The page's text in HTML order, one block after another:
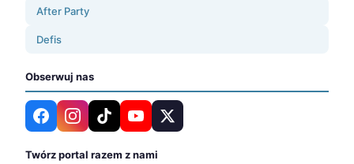
After Party
Defis
Obserwuj nas
Twórz portal razem z nami